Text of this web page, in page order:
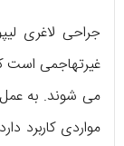
جراحی لاغری
غیرتهاجمی است
می شوند. به عمل
مواردی کاربرد